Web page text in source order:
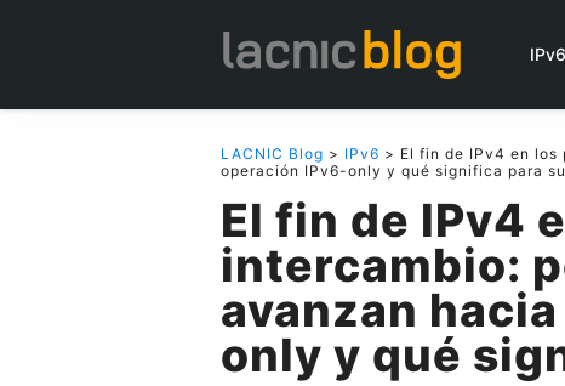
IPv6
LACNIC Blog > IPv6 > El fin de IPv4 en los
operación IPv6-only y qué significa para su
El fin de IPv4
intercambio:
avanzan
only y qué